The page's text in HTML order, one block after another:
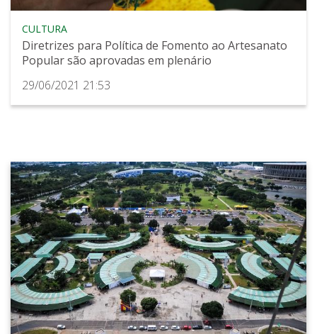
CULTURA
Diretrizes para Política de Fomento ao Artesanato
Popular são aprovadas em plenário
29/06/2021 21:53